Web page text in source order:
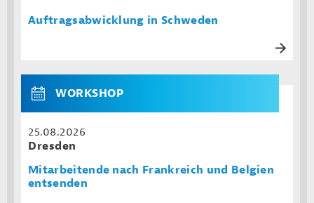
Auftragsabwicklung in Schweden
WORKSHOP
25.08.2026
Dresden
Mitarbeitende nach Frankreich und Belgien
entsenden